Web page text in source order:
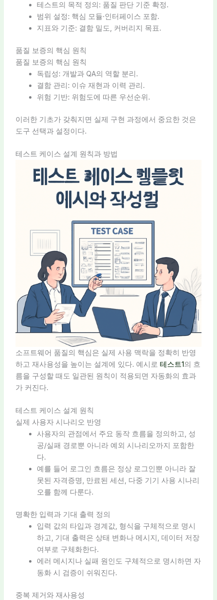
테스트의 목적 정의: 품질 판단 기준 확정.
범위 설정: 핵심 모듈·인터페이스 포함.
지표와 기준: 결함 밀도, 커버리지 목표.
품질 보증의 핵심 원칙
품질 보증의 핵심 원칙
독립성: 개발과 QA의 역할 분리.
결함 관리: 이슈 재현과 이력 관리.
위험 기반: 위험도에 따른 우선순위.
이러한 기초가 갖춰지면 실제 구현 과정에서 중요한 것은
도구 선택과 설정이다.
테스트 케이스 설계 원칙과 방법
소프트웨어 품질의 핵심은 실제 사용 맥락을 정확히 반영
하고 재사용성을 높이는 설계에 있다. 예시로 테스트1의 흐
름을 구성할 때도 일관된 원칙이 적용되면 자동화의 효과
가 커진다.
테스트 케이스 설계 원칙
실제 사용자 시나리오 반영
사용자의 관점에서 주요 동작 흐름을 정의하고, 성
공/실패 경로뿐 아니라 예외 시나리오까지 포함한
다.
예를 들어 로그인 흐름은 정상 로그인뿐 아니라 잘
못된 자격증명, 만료된 세션, 다중 기기 사용 시나리
오를 함께 다룬다.
명확한 입력과 기대 출력 정의
입력 값의 타입과 경계값, 형식을 구체적으로 명시
하고, 기대 출력은 상태 변화나 메시지, 데이터 저장
여부로 구체화한다.
에러 메시지나 실패 원인도 구체적으로 명시하면 자
동화 시 검증이 쉬워진다.
중복 제거와 재사용성